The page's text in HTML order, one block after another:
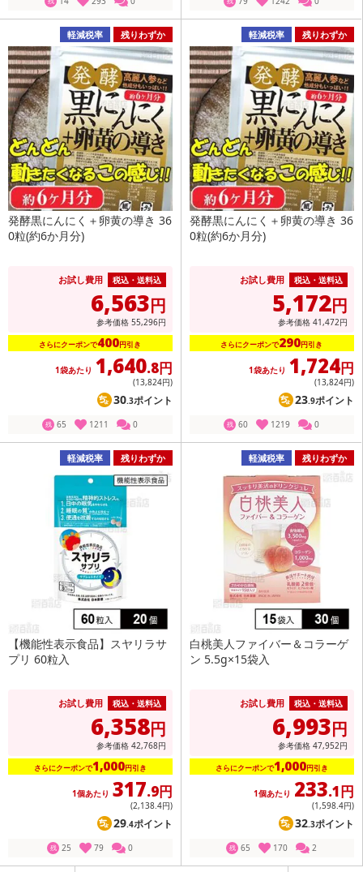
軽減税率 残りわずか
発酵黒にんにく＋卵黄の導き 36
0粒(約6か月分)
お試し費用 税込・送料込
6,563円
参考価格 55,296円
さらにクーポンで400円引き
1袋あたり 1,640.8円
(13,824円)
30.3ポイント
残 65 1211 0
軽減税率 残りわずか
発酵黒にんにく＋卵黄の導き 36
0粒(約6か月分)
お試し費用 税込・送料込
5,172円
参考価格 41,472円
さらにクーポンで290円引き
1袋あたり 1,724円
(13,824円)
23.9ポイント
残 60 1219 0
軽減税率 残りわずか
【機能性表示食品】スヤリラサ
プリ 60粒入
お試し費用 税込・送料込
6,358円
参考価格 42,768円
さらにクーポンで1,000円引き
1個あたり 317.9円
(2,138.4円)
29.4ポイント
残 25 79 0
軽減税率 残りわずか
白桃美人ファイバー＆コラーゲ
ン 5.5g×15袋入
お試し費用 税込・送料込
6,993円
参考価格 47,952円
さらにクーポンで1,000円引き
1個あたり 233.1円
(1,598.4円)
32.3ポイント
残 65 170 2